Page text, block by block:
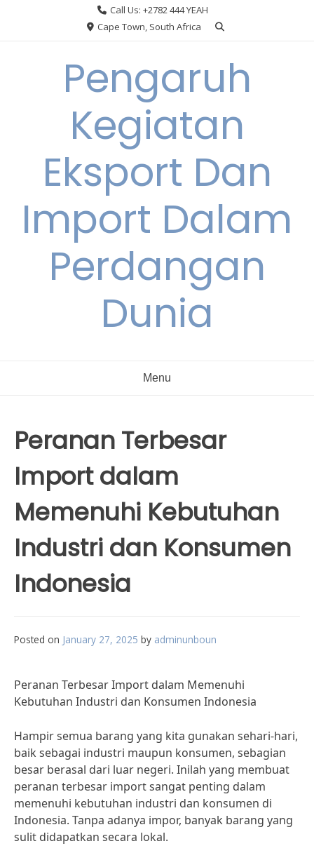
Call Us: +2782 444 YEAH
Cape Town, South Africa
Pengaruh
Kegiatan
Eksport Dan
Import Dalam
Perdangan
Dunia
Menu
Peranan Terbesar
Import dalam
Memenuhi Kebutuhan
Industri dan Konsumen
Indonesia
Posted on January 27, 2025 by adminunboun
Peranan Terbesar Import dalam Memenuhi
Kebutuhan Industri dan Konsumen Indonesia
Hampir semua barang yang kita gunakan sehari-hari,
baik sebagai industri maupun konsumen, sebagian
besar berasal dari luar negeri. Inilah yang membuat
peranan terbesar import sangat penting dalam
memenuhi kebutuhan industri dan konsumen di
Indonesia. Tanpa adanya impor, banyak barang yang
sulit didapatkan secara lokal.